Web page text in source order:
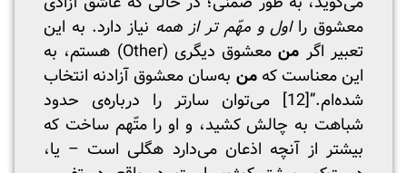
معشوق رااول و مهّم تر از همه نیاز دارد. به این
تعبیر اگر من
معشوق دیگری (Other) هستم، به
این معناست کهمن به‌سان معشوق آزادنه انتخاب
شده‌ام.”[12]
می‌توان سارتر را درباره‌ی حدود
شباهت به چالش کشید، و او را متّهم ساخت که
بیشتر از آنچه اذعان می‌دارد هگلی است – یا،